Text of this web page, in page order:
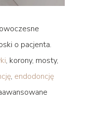
o pacjenta.
, korony, mosty,
, endodoncję